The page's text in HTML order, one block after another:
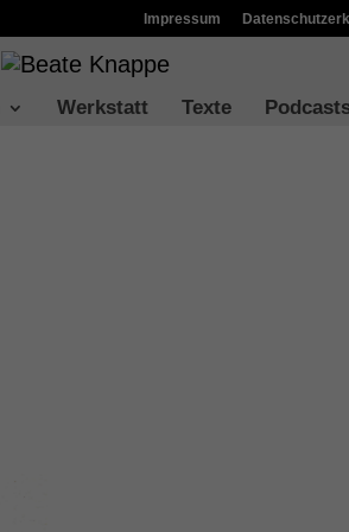
Impressum
Werkstatt Texte